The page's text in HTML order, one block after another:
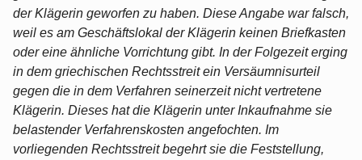
der Klägerin geworfen zu haben. Diese Angabe war falsch,
weil es am Geschäftslokal der Klägerin keinen Briefkasten
oder eine ähnliche Vorrichtung gibt. In der Folgezeit erging
in dem griechischen Rechtsstreit ein Versäumnisurteil
gegen die in dem Verfahren seinerzeit nicht vertretene
Klägerin. Dieses hat die Klägerin unter Inkaufnahme sie
belastender Verfahrenskosten angefochten. Im
vorliegenden Rechtsstreit begehrt sie die Feststellung,